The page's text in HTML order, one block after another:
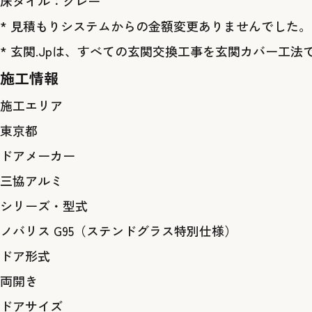
* 見積もりシステムからの金額変更ありませんでした。
* 玄関.Jpは、すべての玄関交換工事を玄関カバー工法
施工情報
施工エリア
東京都
ドアメーカー
三協アルミ
シリーズ・型式
ノバリス G95（ステンドグラス特別仕様）
ドア形式
両開き
ドアサイズ